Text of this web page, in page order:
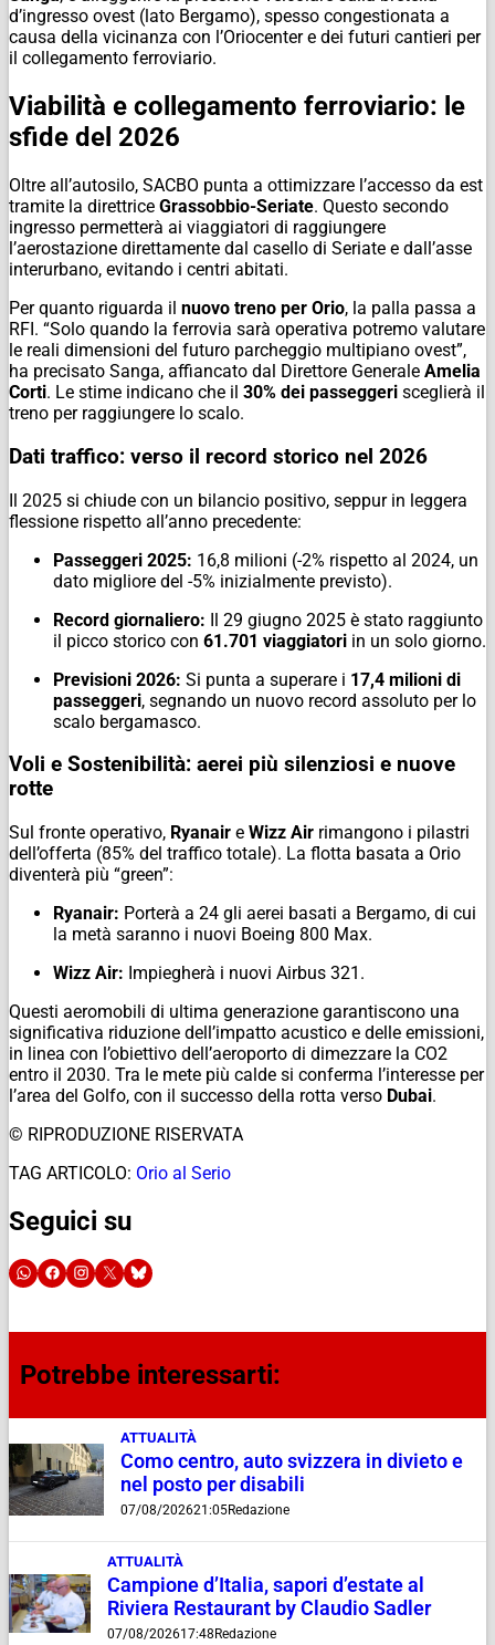
d’ingresso ovest (lato Bergamo), spesso congestionata a
causa della vicinanza con l’Oriocenter e dei futuri cantieri per
il collegamento ferroviario.
Viabilità e collegamento ferroviario: le
sfide del 2026
Oltre all’autosilo, SACBO punta a ottimizzare l’accesso da est
tramite la direttrice Grassobbio-Seriate. Questo secondo
ingresso permetterà ai viaggiatori di raggiungere
l’aerostazione direttamente dal casello di Seriate e dall’asse
interurbano, evitando i centri abitati.
Per quanto riguarda il nuovo treno per Orio, la palla passa a
RFI. “Solo quando la ferrovia sarà operativa potremo valutare
le reali dimensioni del futuro parcheggio multipiano ovest”,
ha precisato Sanga, affiancato dal Direttore Generale Amelia
Corti. Le stime indicano che il 30% dei passeggeri sceglierà il
treno per raggiungere lo scalo.
Dati traffico: verso il record storico nel 2026
Il 2025 si chiude con un bilancio positivo, seppur in leggera
flessione rispetto all’anno precedente:
Passeggeri 2025: 16,8 milioni (-2% rispetto al 2024, un
dato migliore del -5% inizialmente previsto).
Record giornaliero: Il 29 giugno 2025 è stato raggiunto
il picco storico con 61.701 viaggiatori in un solo giorno.
Previsioni 2026: Si punta a superare i 17,4 milioni di
passeggeri, segnando un nuovo record assoluto per lo
scalo bergamasco.
Voli e Sostenibilità: aerei più silenziosi e nuove
rotte
Sul fronte operativo, Ryanair e Wizz Air rimangono i pilastri
dell’offerta (85% del traffico totale). La flotta basata a Orio
diventerà più “green”:
Ryanair: Porterà a 24 gli aerei basati a Bergamo, di cui
la metà saranno i nuovi Boeing 800 Max.
Wizz Air: Impiegherà i nuovi Airbus 321 .
Questi aeromobili di ultima generazione garantiscono una
significativa riduzione dell’impatto acustico e delle emissioni,
in linea con l’obiettivo dell’aeroporto di dimezzare la CO2
entro il 2030. Tra le mete più calde si conferma l’interesse per
l’area del Golfo, con il successo della rotta verso Dubai.
© RIPRODUZIONE RISERVATA
TAG ARTICOLO: Orio al Serio
Seguici su
Potrebbe interessarti:
ATTUALITÀ
Como centro, auto svizzera in divieto e
nel posto per disabili
07/08/202621:05Redazione
ATTUALITÀ
Campione d’Italia, sapori d’estate al
Riviera Restaurant by Claudio Sadler
07/08/202617:48Redazione